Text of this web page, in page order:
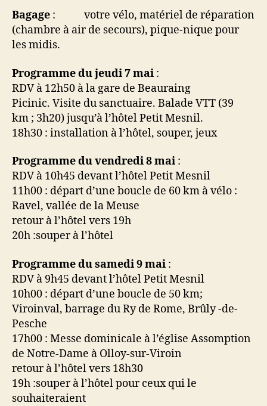
Bagage : votre vélo, matériel de réparation
(chambre à air de secours), pique-nique pour
les midis.
Programme du jeudi 7 mai :
RDV à 12h50 à la gare de Beauraing
Picinic. Visite du sanctuaire. Balade VTT (39
km ; 3h20) jusqu’à l’hôtel Petit Mesnil.
18h30 : installation à l’hôtel, souper, jeux
Programme du vendredi 8 mai :
RDV à 10h45 devant l’hôtel Petit Mesnil
11h00 : départ d’une boucle de 60 km à vélo :
Ravel, vallée de la Meuse
retour à l’hôtel vers 19h
20h :souper à l’hôtel
Programme du samedi 9 mai :
RDV à 9h45 devant l’hôtel Petit Mesnil
10h00 : départ d’une boucle de 50 km;
Viroinval, barrage du Ry de Rome, Brûly -de-
Pesche
17h00 : Messe dominicale à l’église Assomption
de Notre-Dame à Olloy-sur-Viroin
retour à l’hôtel vers 18h30
19h :souper à l’hôtel pour ceux qui le
souhaiteraient